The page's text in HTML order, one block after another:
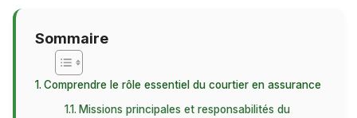
Sommaire
Comprendre le rôle essentiel du courtier en assurance
Missions principales et responsabilités du